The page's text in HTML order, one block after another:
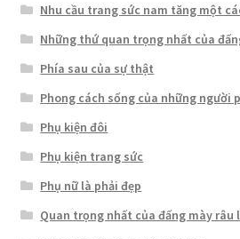
Nhu cầu trang sức nam tăng một
Những thứ quan trọng nhất của
Phía sau của sự thật
Phong cách sống của những người
Phụ kiện đôi
Phụ kiện trang sức
Phụ nữ là phải đẹp
Quan trọng nhất của đấng mày râu